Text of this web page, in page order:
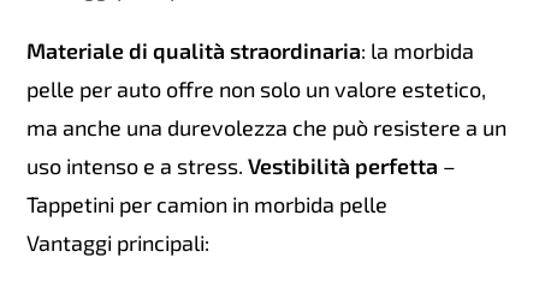
Materiale di qualità straordinaria: la morbida
pelle per auto offre non solo un valore estetico,
ma anche una durevolezza che può resistere a un
uso intenso e a stress.Vestibilità perfetta –
Tappetini per camion in morbida pelle
Vantaggi principali: